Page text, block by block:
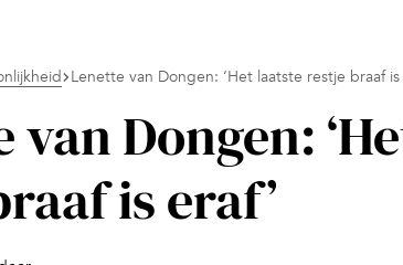
Lenette van Dongen: ‘Het laatste restje braaf is
van Dongen:
is eraf’